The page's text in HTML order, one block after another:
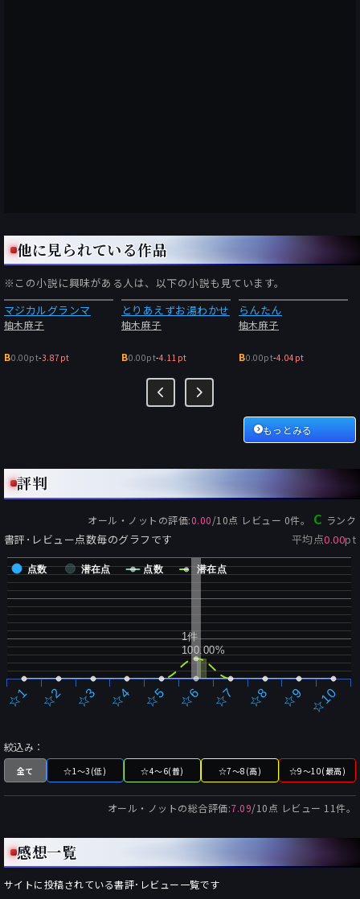
他に見られている作品
※この小説に興味がある人は、以下の小説も見ています。
マジカルグランマ
柚木麻子
B0.00pt-3.87pt
とりあえずお湯わかせ
柚木麻子
B0.00pt-4.11pt
らんたん
柚木麻子
B0.00pt-4.04pt
もっとみる
評判
オール・ノット の評価:0.00/10点 レビュー 0件。 C ランク
書評･レビュー点数毎のグラフです 平均点0.00pt
点数 潜在点 点数 潜在点
☆1 ☆2 ☆3 ☆4 ☆5 ☆6 ☆7 ☆8 ☆9 ☆10
1件
100.00%
絞込み：
全て ☆1～3(低) ☆4～6(普) ☆7～8(高) ☆9～10(最高)
オール・ノットの総合評価:7.09/10点 レビュー 11件。
感想一覧
サイトに投稿されている書評･レビュー一覧です